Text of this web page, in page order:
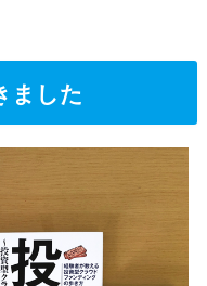
ました